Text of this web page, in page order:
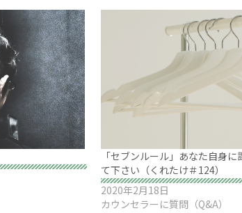
「セブンルール」あなた自身
て下さい（くれたけ＃124）
2020年2月18日
カウンセラーに質問（Q&A）